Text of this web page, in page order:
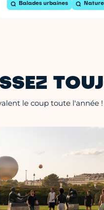
Balades urbaines Nature
le coup toute l'année !